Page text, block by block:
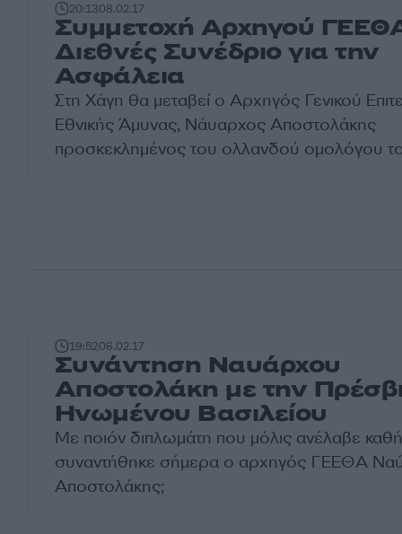
20:1308.02.17
Συμμετοχή Αρχηγού
Διεθνές Συνέδριο για την
Ασφάλεια
Στη Χάγη θα μεταβεί ο Αρχηγός Γενικού
Εθνικής Άμυνας, Νάυαρχος Αποστολάκης
προσκεκλημένος του ολλανδού ομολόγου
19:5206.02.17
Συνάντηση Ναυάρχου
Αποστολάκη με την
Ηνωμένου Βασιλείου
Με ποιόν διπλωμάτη που μόλις ανέλαβε
συναντήθηκε σήμερα ο αρχηγός ΓΕΕΘΑ
Αποστολάκης;